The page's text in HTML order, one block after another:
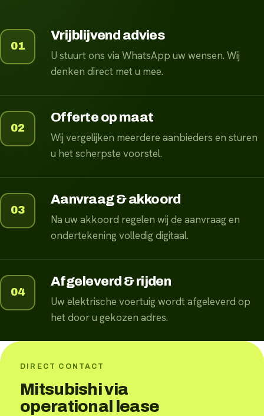
01
Vrijblijvend advies
U stuurt ons via WhatsApp uw wensen. Wij
denken direct met u mee.
02
Offerte op maat
Wij vergelijken meerdere aanbieders en sturen
u het scherpste voorstel.
03
Aanvraag & akkoord
Na uw akkoord regelen wij de aanvraag en
ondertekening volledig digitaal.
04
Afgeleverd & rijden
Uw elektrische voertuig wordt afgeleverd op
het door u gekozen adres.
DIRECT CONTACT
Mitsubishi via
operational lease